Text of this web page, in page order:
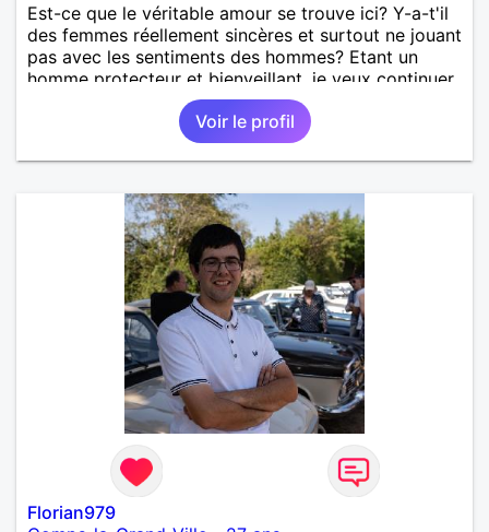
Est-ce que le véritable amour se trouve ici? Y-a-t'il
des femmes réellement sincères et surtout ne jouant
pas avec les sentiments des hommes? Etant un
homme protecteur et bienveillant, je veux continuer
d'y croire et pouvoir enfin former la petite famille
que je désir temps. Faux profil, profiteuse et autres
joyeuseté passer votre chemin, vous ne
m'intéressez pas du tout!
Voir le profil
Florian979